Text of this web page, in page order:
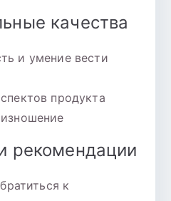
качества
и умение вести
продукта
рекомендации
к